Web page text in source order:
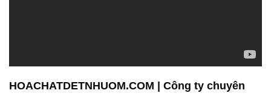
HOACHATDETNHUOM.COM | Công ty chuyên